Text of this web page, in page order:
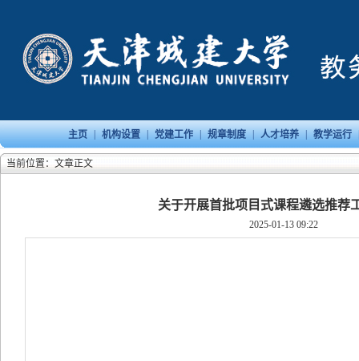
主页 | 机构设置 | 党建工作 | 规章制度 | 人才培养 | 教学运行
当前位置：文章正文
关于开展首批项目式课程遴选推荐
2025-01-13 09:22